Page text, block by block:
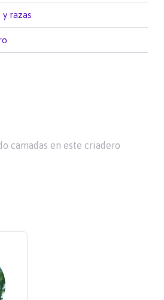
razas
camadas en este criadero